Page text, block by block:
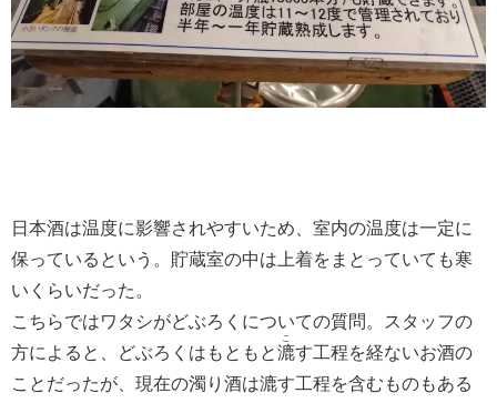
日本酒は温度に影響されやすいため、室内の温度は一定に
保っているという。貯蔵室の中は上着をまとっていても寒
いくらいだった。
こちらではワタシがどぶろくについての質問。スタッフの
方によると、どぶろくはもともと漉
こ
す工程を経ないお酒の
ことだったが、現在の濁り酒は漉す工程を含むものもある